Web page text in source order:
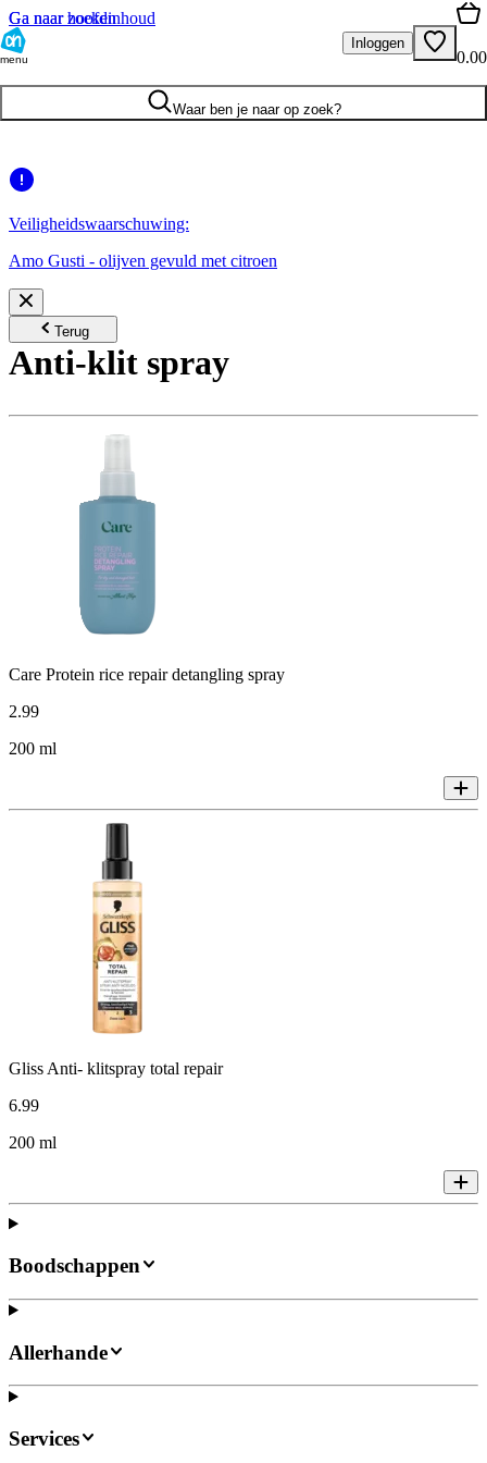
Ga naar hoofdinhoud
Ga naar zoeken
menu
Inloggen
0.00
Waar ben je naar op zoek?
Veiligheidswaarschuwing:
Amo Gusti - olijven gevuld met citroen
Terug
Anti-klit spray
Care Protein rice repair detangling spray
2.99
200 ml
Gliss Anti- klitspray total repair
6.99
200 ml
Boodschappen
Allerhande
Services